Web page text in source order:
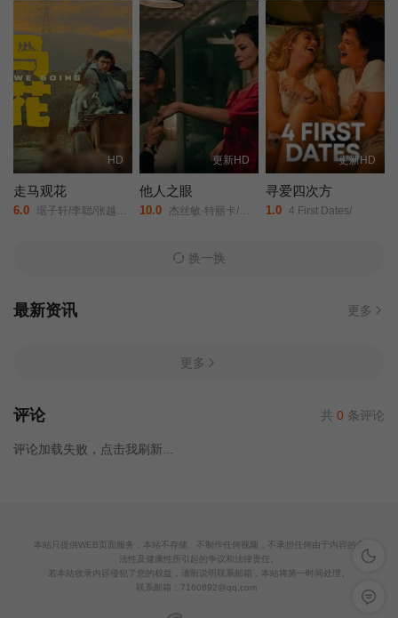
HD
走马观花
6.0 琚子轩/李聪/张越宁/高深/
更新HD
他人之眼
10.0 杰丝敏·特丽卡/菲利波·蒂米/
更新HD
寻爱四次方
1.0 4 First Dates/
换一换
最新资讯 更多
更多
评论 共 0 条评论
评论加载失败，点击我刷新...
深色模
留言反
本站只提供WEB页面服务，本站不存储、不制作任何视频，不承担任何由于内容的合
法性及健康性所引起的争议和法律责任。
若本站收录内容侵犯了您的权益，请附说明联系邮箱，本站将第一时间处理。
联系邮箱： 7160892@qq.com